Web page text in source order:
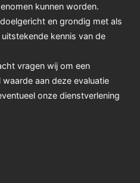
kunnen worden.
en grondig met als
kennis van de
vragen wij om een
aan deze evaluatie
onze dienstverlening